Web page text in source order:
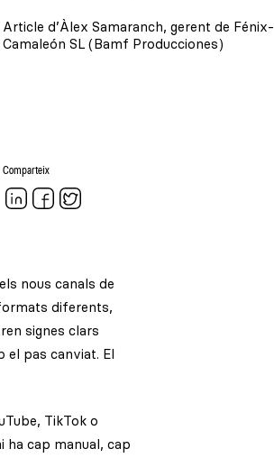
Article d’Àlex Samaranch, gerent de Fénix-
Camaleón SL (Bamf Producciones)
Comparteix
nous canals de
diferents,
signes clars
el pas canviat. El
TikTok o
ha cap manual, cap